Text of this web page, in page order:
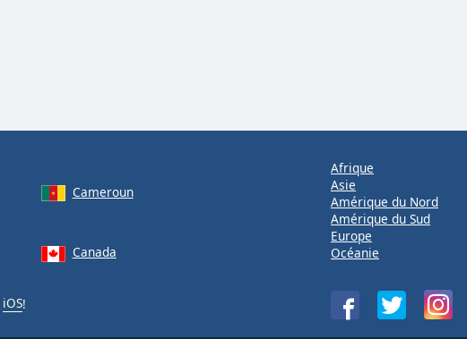
Cameroun
Canada
iOS!
Afrique
Asie
Amérique du Nord
Amérique du Sud
Europe
Océanie